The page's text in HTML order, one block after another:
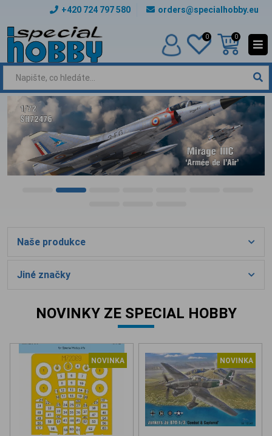
orders@specialhobby.eu
+420 724 797 580
0 0
Naše produkce
Jiné značky
NOVINKY ZE SPECIAL HOBBY
NOVINKA NOVINKA